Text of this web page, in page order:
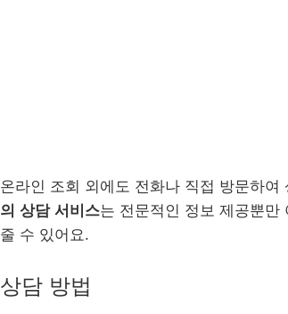
온라인 조회 외에도 전화나 직접 방문하여
의 상담 서비스는 전문적인 정보 제공뿐만
줄 수 있어요.
상담 방법